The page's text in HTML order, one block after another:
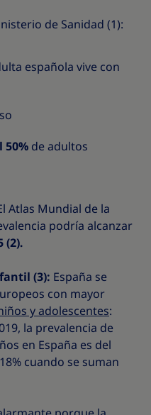
de Sanidad (1):
española vive con
50% de adultos
Atlas Mundial de la
podría alcanzar
(2).
(3): España se
con mayor
y adolescentes:
la prevalencia de
en España es del
cuando se suman